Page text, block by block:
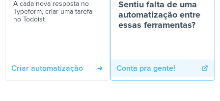
A cada nova resposta no
Typeform, criar uma tarefa
no Todoist
Criar automatização
Sentiu falta de uma
automatização entre
essas ferramentas?
Conta pra gente!